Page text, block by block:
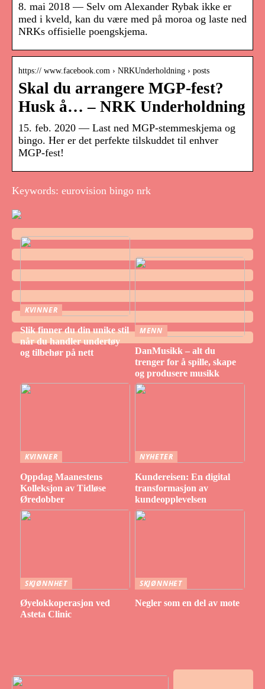
8. mai 2018 — Selv om Alexander Rybak ikke er
med i kveld, kan du være med på moroa og laste ned
NRKs offisielle poengskjema.
https:// www.facebook.com › NRKUnderholdning › posts
Skal du arrangere MGP-fest?
Husk å… – NRK Underholdning
15. feb. 2020 — Last ned MGP-stemmeskjema og
bingo. Her er det perfekte tilskuddet til enhver
MGP-fest!
Keywords: eurovision bingo nrk
KVINNER
Slik finner du din unike stil
når du handler undertøy
og tilbehør på nett
MENN
DanMusikk – alt du
trenger for å spille, skape
og produsere musikk
KVINNER
Oppdag Maanestens
Kolleksjon av Tidløse
Øredobber
NYHETER
Kundereisen: En digital
transformasjon av
kundeopplevelsen
SKJØNNHET
Øyelokkoperasjon ved
Asteta Clinic
SKJØNNHET
Negler som en del av mote